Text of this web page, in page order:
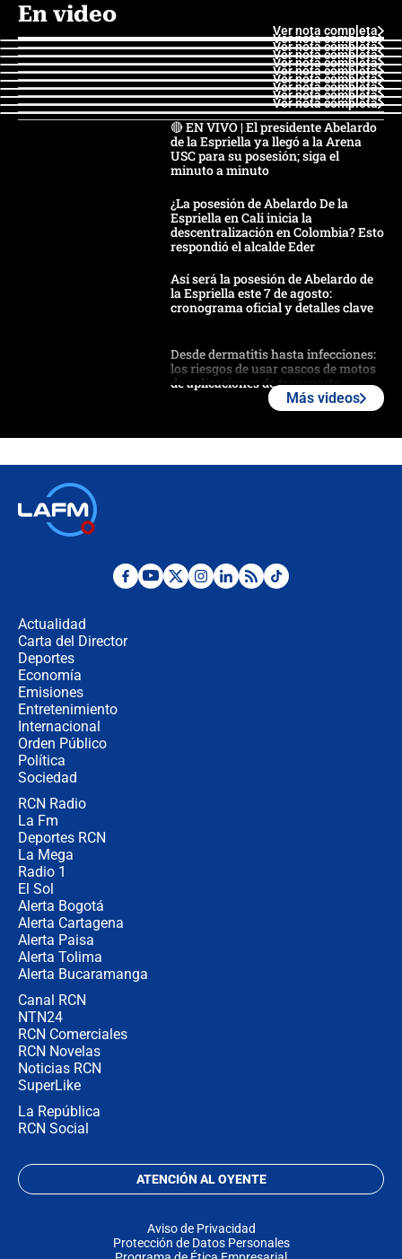
En video
Ver nota completa
Ver nota completa
Ver nota completa
Ver nota completa
Ver nota completa
Ver nota completa
Ver nota completa
Ver nota completa
Ver nota completa
Ver nota completa
🔴 EN VIVO | El presidente Abelardo
de la Espriella ya llegó a la Arena
USC para su posesión; siga el
minuto a minuto
¿La posesión de Abelardo De la
Espriella en Cali inicia la
descentralización en Colombia? Esto
respondió el alcalde Eder
Así será la posesión de Abelardo de
la Espriella este 7 de agosto:
cronograma oficial y detalles clave
Desde dermatitis hasta infecciones:
los riesgos de usar cascos de motos
de aplicaciones de transporte
Posesión de Abelardo De La Espriella
Más videos
Actualidad
Carta del Director
Deportes
Economía
Emisiones
Entretenimiento
Internacional
Orden Público
Política
Sociedad
RCN Radio
La Fm
Deportes RCN
La Mega
Radio 1
El Sol
Alerta Bogotá
Alerta Cartagena
Alerta Paisa
Alerta Tolima
Alerta Bucaramanga
Canal RCN
NTN24
RCN Comerciales
RCN Novelas
Noticias RCN
SuperLike
La República
RCN Social
ATENCIÓN AL OYENTE
Aviso de Privacidad
Protección de Datos Personales